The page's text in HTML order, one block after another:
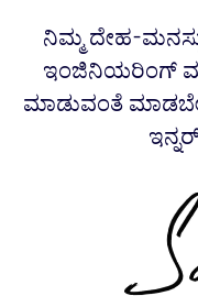
ನಿಮ್ಮ ದೇಹ-
ಇಂಜಿನಿಯರಿಂಗ್
ಮಾಡುವಂತೆ